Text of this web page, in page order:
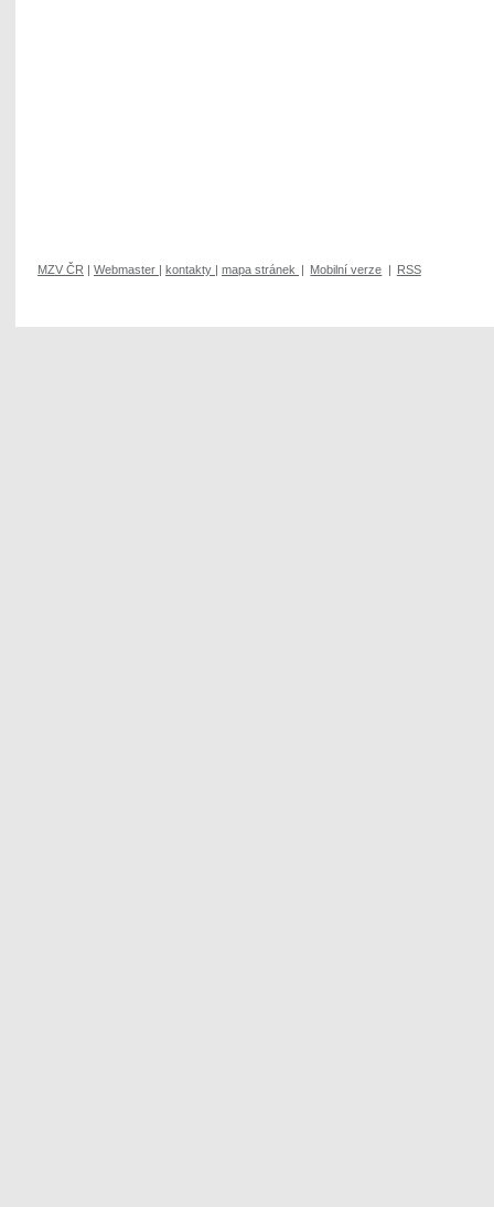
MZV ČR | Webmaster | kontakty | mapa stránek | Mobilní verze | RSS